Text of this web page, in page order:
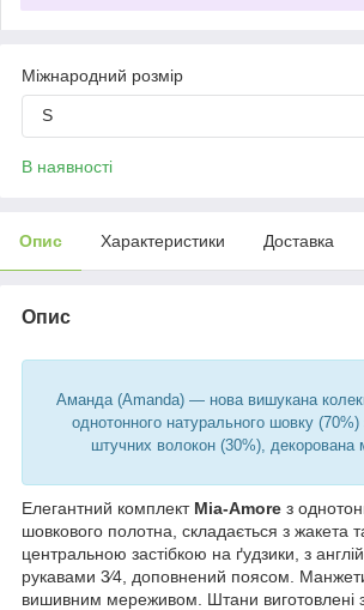
Міжнародний розмір
S
В наявності
Опис Характеристики Доставка
Опис
Аманда (Amanda) — нова вишукана
однотонного натурального шовку
штучних волокон (30%), декорована
Елегантний комплект Mia-Amore з
шовкового полотна, складається з жакета
центральною застібкою на ґудзики, з
рукавами 3⁄4, доповнений поясом.
вишивним мереживом. Штани виготовлені